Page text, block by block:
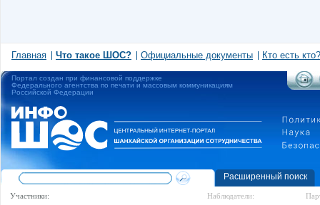
Главная Что такое ШОС? Официальные документы Кто есть кто?
Портал создан при финансовой поддержке
Федерального агентства по печати и массовым коммуникациям
Российской Федерации
Расширенный поиск
Участники: Наблюдатели: